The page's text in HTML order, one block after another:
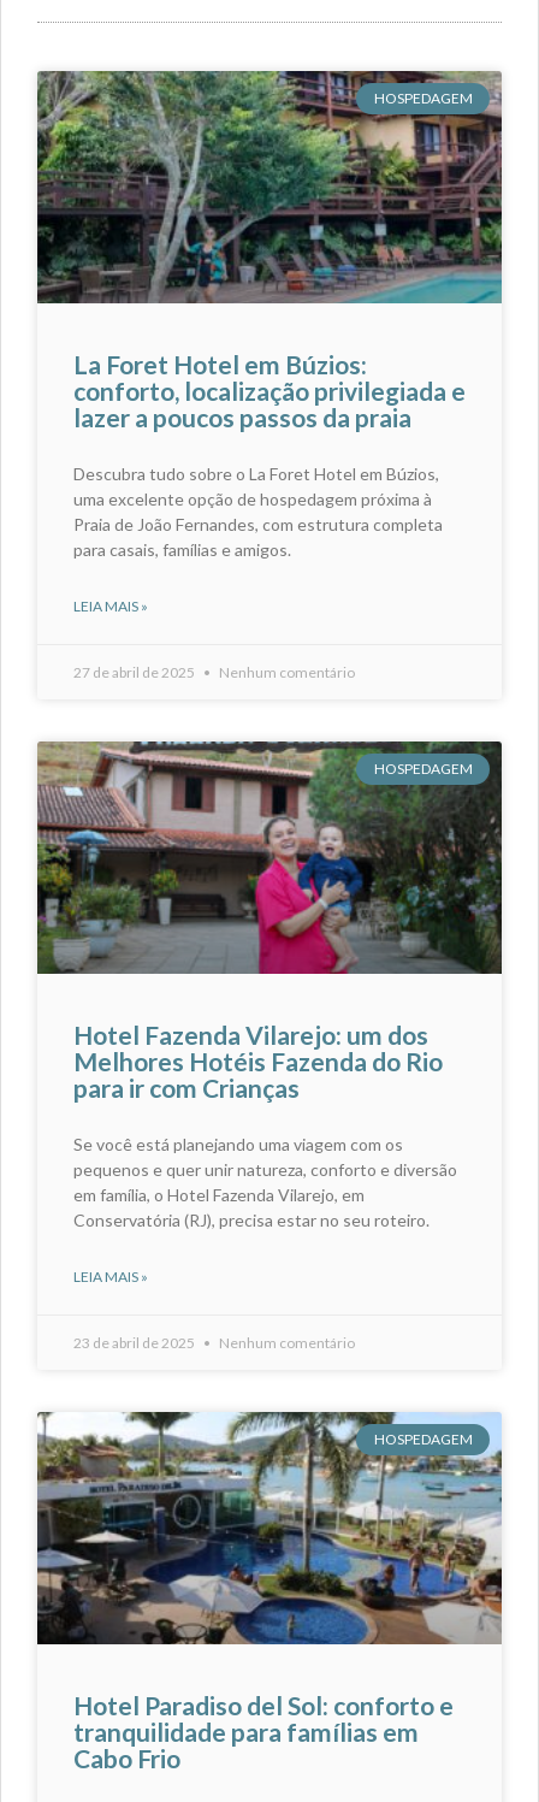
HOSPEDAGEM
La Foret Hotel em Búzios:
conforto, localização privilegiada e
lazer a poucos passos da praia
Descubra tudo sobre o La Foret Hotel em Búzios,
uma excelente opção de hospedagem próxima à
Praia de João Fernandes, com estrutura completa
para casais, famílias e amigos.
LEIA MAIS »
27 de abril de 2025 Nenhum comentário
HOSPEDAGEM
Hotel Fazenda Vilarejo: um dos
Melhores Hotéis Fazenda do Rio
para ir com Crianças
Se você está planejando uma viagem com os
pequenos e quer unir natureza, conforto e diversão
em família, o Hotel Fazenda Vilarejo, em
Conservatória (RJ), precisa estar no seu roteiro.
LEIA MAIS »
23 de abril de 2025 Nenhum comentário
HOSPEDAGEM
Hotel Paradiso del Sol: conforto e
tranquilidade para famílias em
Cabo Frio